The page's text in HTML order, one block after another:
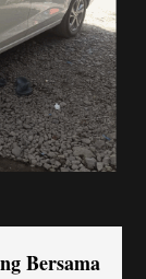
Bersama